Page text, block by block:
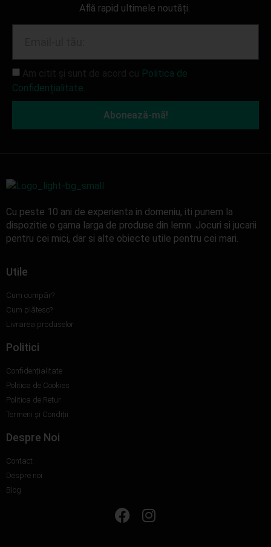
Află rapid ultimele noutăți.
Politica de
Confidențialitate.
Abonează-mă!
Cu peste 10 ani de experienta in domeniu, iti punem la
dispozitie o gama larga de produse din lemn. Jocuri si jucarii
pentru cei mici, dar si alte obiecte utile pentru cei mari.
Utile
Cum cumpăr?
Cum plătesc?
Livrarea produselor
Politici
Confidențialitate
Politica de Cookies
Politica de Retur
Termeni și Condiții
Despre Noi
Contact
Despre noi
Blog